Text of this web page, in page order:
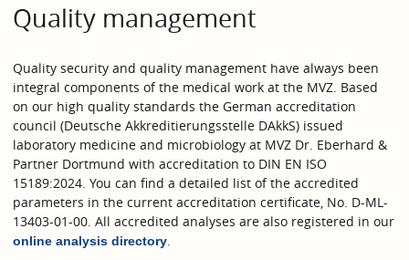
Quality management
Quality security and quality management have always been
integral components of the medical work at the MVZ. Based
on our high quality standards the German accreditation
council (Deutsche Akkreditierungsstelle DAkkS) issued
laboratory medicine and microbiology at MVZ Dr. Eberhard &
Partner Dortmund with accreditation to DIN EN ISO
15189:2024. You can find a detailed list of the accredited
parameters in the current accreditation certificate, No. D-ML-
13403-01-00. All accredited analyses are also registered in our
online analysis directory